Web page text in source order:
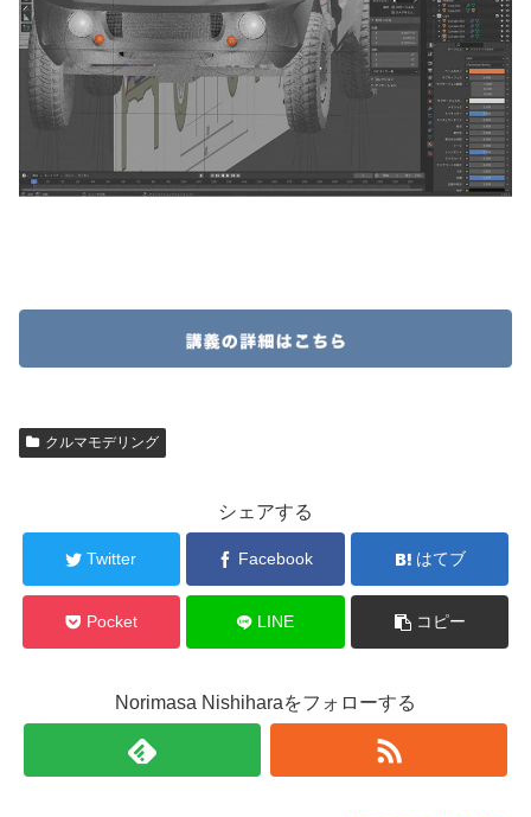
クルマモデリング
シェアする
Twitter Facebook はてブ
Pocket LINE コピー
Norimasa Nishiharaをフォローする